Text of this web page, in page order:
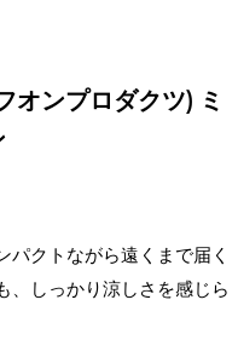
ンプロダクツ) ミ
パクトながら遠くまで届く
、しっかり涼しさを感じら